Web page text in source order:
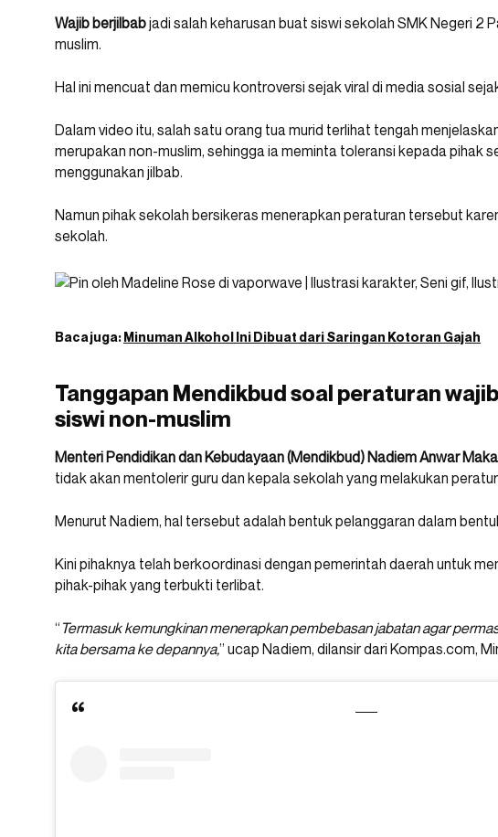
Wajib berjilbabjadi salah keharusan buat siswi sekolah SMK Negeri 2
muslim.
Hal ini mencuat dan memicu kontroversi sejak viral di media sosial
Dalam video itu, salah satu orang tua murid terlihat tengah
merupakan non-muslim, sehingga ia meminta toleransi kepada pihak
menggunakan jilbab.
Namun pihak sekolah bersikeras menerapkan peraturan tersebut
sekolah.
Baca juga:Minuman Alkohol Ini Dibuat dari Saringan Kotoran Gajah
Tanggapan Mendikbud soal peraturan
siswi non-muslim
Menteri Pendidikan dan Kebudayaan (Mendikbud) Nadiem Anwar
tidak akan mentolerir guru dan kepala sekolah yang melakukan
Menurut Nadiem, hal tersebut adalah bentuk pelanggaran dalam
Kini pihaknya telah berkoordinasi dengan pemerintah daerah untuk
pihak-pihak yang terbukti terlibat.
“ Termasuk kemungkinan menerapkan pembebasan jabatan agar
kita bersama ke depannya,” ucap Nadiem, dilansir dari Kompas.com,